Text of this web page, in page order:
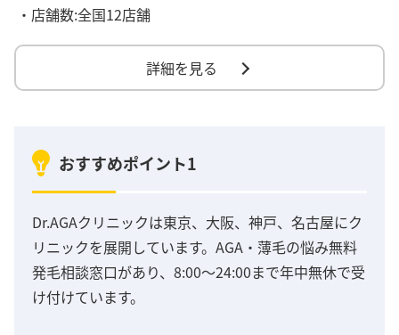
・店舗数:全国12店舗
詳細を見る
おすすめポイント1
Dr.AGAクリニックは東京、大阪、神戸、名古屋にク
リニックを展開しています。AGA・薄毛の悩み無料
発毛相談窓口があり、8:00～24:00まで年中無休で受
け付けています。